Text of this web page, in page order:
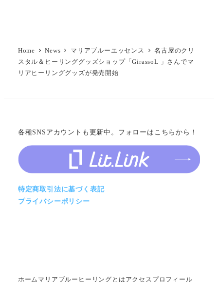
Home News マリアブルーエッセンス
名古屋のクリ
スタル＆ヒーリンググッズショップ「GirassoL 」さんでマ
リアヒーリンググッズが発売開始
各種SNSアカウントも更新中。フォローはこちらから！
特定商取引法に基づく表記
プライバシーポリシー
ホーム マリアブルーヒーリングとは アクセス プロフィール